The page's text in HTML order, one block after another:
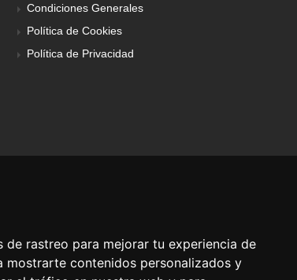
rastreo para mejorar tu experiencia de
mostrarte contenidos personalizados y
Condiciones Generales
Política de Cookies
Política de Privacidad